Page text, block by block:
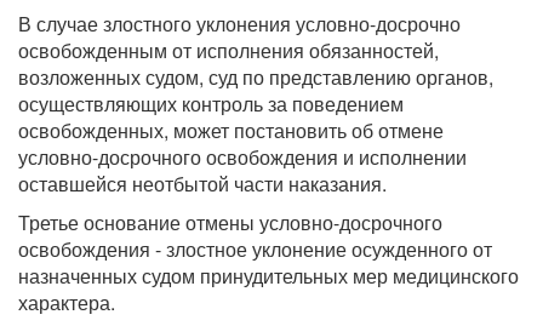
В случае злостного уклонения условно-досрочно
освобожденным от исполнения обязанностей,
возложенных судом, суд по представлению органов,
осуществляющих контроль за поведением
освобожденных, может постановить об отмене
условно-досрочного освобождения и исполнении
оставшейся неотбытой части наказания.
Третье основание отмены условно-досрочного
освобождения - злостное уклонение осужденного от
назначенных судом принудительных мер медицинского
характера.